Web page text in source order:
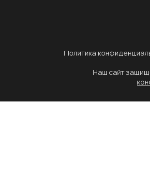
Политика
Наш сайт